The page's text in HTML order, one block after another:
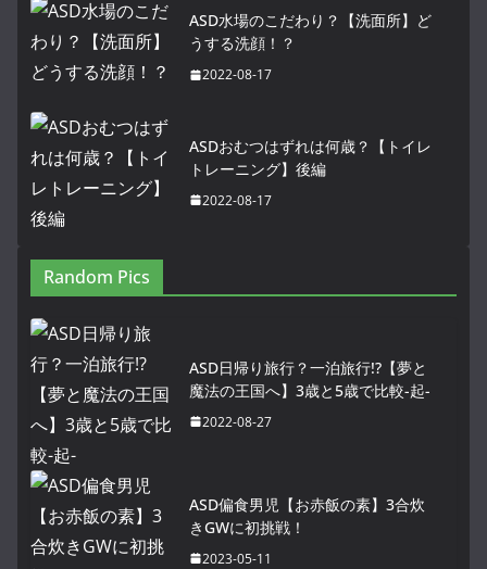
ASD水場のこだわり？【洗面所】ど
うする洗顔！？
2022-08-17
ASDおむつはずれは何歳？【トイレ
トレーニング】後編
2022-08-17
Random Pics
ASD日帰り旅行？一泊旅行!?【夢と
魔法の王国へ】3歳と5歳で比較-起-
2022-08-27
ASD偏食男児【お赤飯の素】3合炊
きGWに初挑戦！
2023-05-11